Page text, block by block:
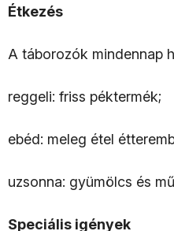
Étkezés
A táborozók mindennap
reggeli: friss péktermék;
ebéd: meleg étel
uzsonna: gyümölcs és
Speciális igények